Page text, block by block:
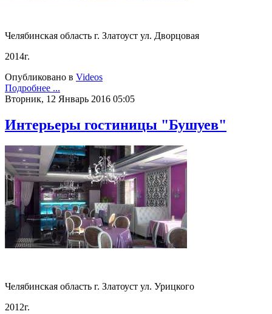
Челябинская область г. Златоуст ул. Дворцовая
2014г.
Опубликовано в Videos
Подробнее ...
Вторник, 12 Январь 2016 05:05
Интерьеры гостиницы "Бушуев"
Челябинская область г. Златоуст ул. Урицкого
2012г.